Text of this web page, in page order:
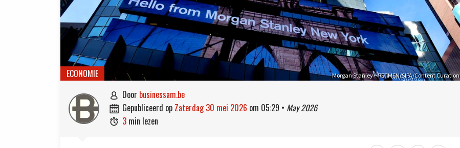
Morgan Stanley – RETMEN/SIPA/Content Curation
ECONOMIE
 door businessam.be
 gepubliceerd op zaterdag 30 mei 2026 om 05:29 • May 2026
 3 min lezen